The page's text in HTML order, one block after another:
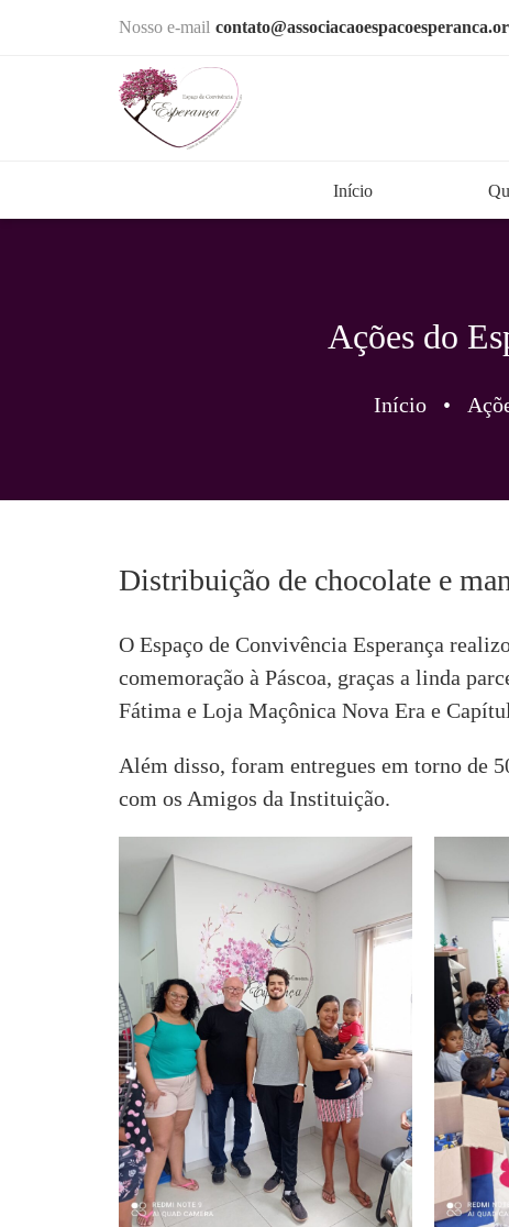
Nosso e-mail
Início
Ações do
Início •
Distribuição de chocolate e
O Espaço de Convivência Esperança
comemoração à Páscoa, graças a linda
Fátima e Loja Maçônica Nova Era e
Além disso, foram entregues em torno de
com os Amigos da Instituição.